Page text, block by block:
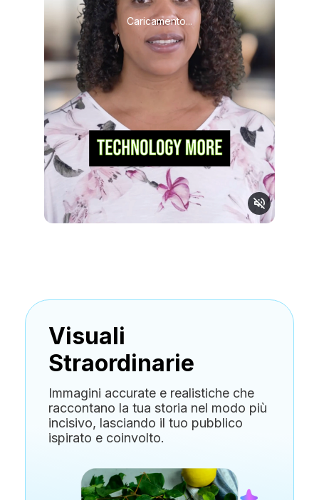
Caricamento...
Visuali
Straordinarie
Immagini accurate e realistiche che
raccontano la tua storia nel modo più
incisivo, lasciando il tuo pubblico
ispirato e coinvolto.